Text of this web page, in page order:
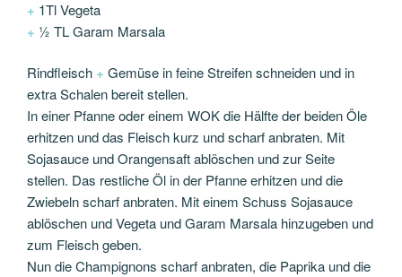
+ 1Tl Vegeta
+ ½ TL Garam Marsala
Rindfleisch + Gemüse in feine Streifen schneiden und in
extra Schalen bereit stellen.
In einer Pfanne oder einem WOK die Hälfte der beiden Öle
erhitzen und das Fleisch kurz und scharf anbraten. Mit
Sojasauce und Orangensaft ablöschen und zur Seite
stellen. Das restliche Öl in der Pfanne erhitzen und die
Zwiebeln scharf anbraten. Mit einem Schuss Sojasauce
ablöschen und Vegeta und Garam Marsala hinzugeben und
zum Fleisch geben.
Nun die Champignons scharf anbraten, die Paprika und die